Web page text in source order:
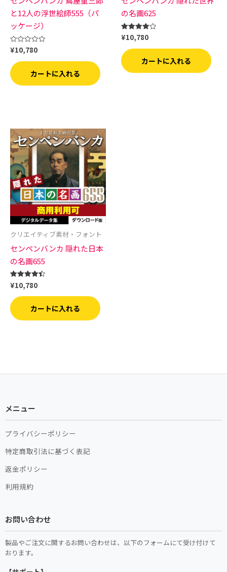
と12人の浮世絵師555（パ
ッケージ）
5
段
中
0
の
評
¥10,780
カートに入れる
の名画625
5段階中
4.00
の評価
¥10,780
カートに入れる
クリエイティブ素材・フォント
センペンバンカ 隠れた日本
の名画655
5段階中
4.50
の評価
¥10,780
カートに入れる
メニュー
プライバシーポリシー
特定商取引法に基づく表記
返金ポリシー
利用規約
お問い合わせ
製品やご注文に関するお問い合わせは、以下のフォームにて受け付けて
おります。